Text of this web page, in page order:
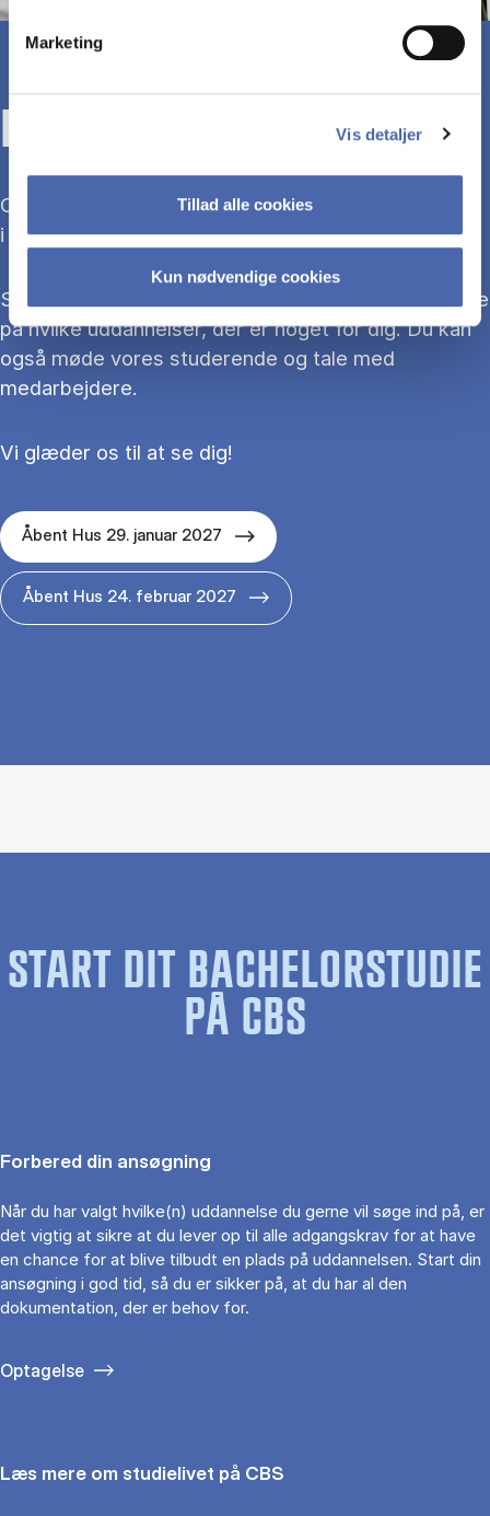
Marketing
Vis detaljer
Tillad alle cookies
Kun nødvendige cookies
KOM TIL ÅBENT HUS
Overvejer du at søge ind på en bacheloruddannelse
i 2027?
Så kom med til Åbent Hus, hvor du kan blive klogere
på hvilke uddannelser, der er noget for dig. Du kan
også møde vores studerende og tale med
medarbejdere.
Vi glæder os til at se dig!
Åbent Hus 29. januar 2027
Åbent Hus 24. februar 2027
START DIT BACHELORSTUDIE
PÅ CBS
Forbered din ansøgning
Når du har valgt hvilke(n) uddannelse du gerne vil søge ind på, er
det vigtig at sikre at du lever op til alle adgangskrav for at have
en chance for at blive tilbudt en plads på uddannelsen. Start din
ansøgning i god tid, så du er sikker på, at du har al den
dokumentation, der er behov for.
Optagelse
Læs mere om studielivet på CBS